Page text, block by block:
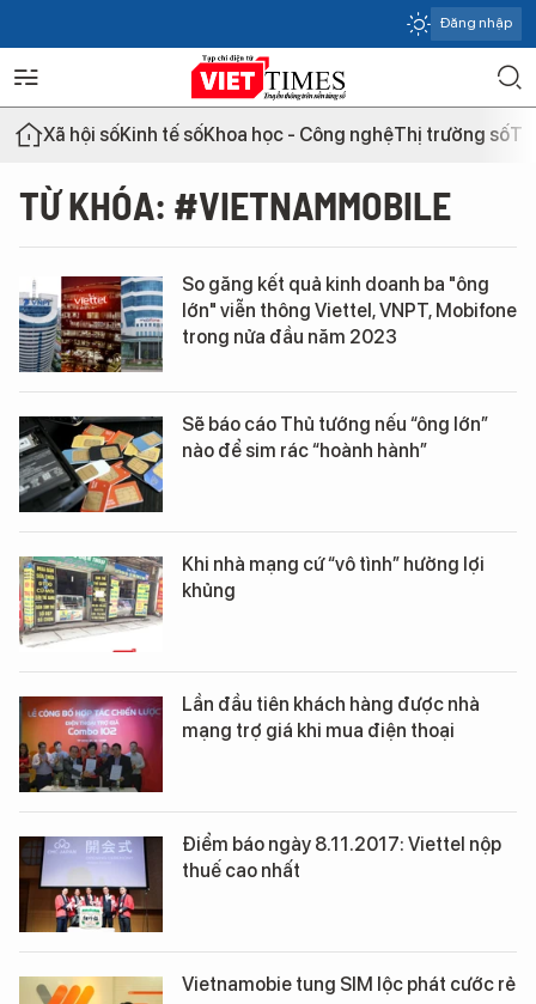
Đăng nhập
Xã hội sốKinh tế sốKhoa học - Công nghệThị trường số
TỪ KHÓA: #VIETNAMMOBILE
So găng kết quả kinh doanh ba "ông
lớn" viễn thông Viettel, VNPT, Mobifone
trong nửa đầu năm 2023
Sẽ báo cáo Thủ tướng nếu “ông lớn”
nào để sim rác “hoành hành”
Khi nhà mạng cứ “vô tình” hưởng lợi
khủng
Lần đầu tiên khách hàng được nhà
mạng trợ giá khi mua điện thoại
Điểm báo ngày 8.11.2017: Viettel nộp
thuế cao nhất
Vietnamobie tung SIM lộc phát cước rẻ